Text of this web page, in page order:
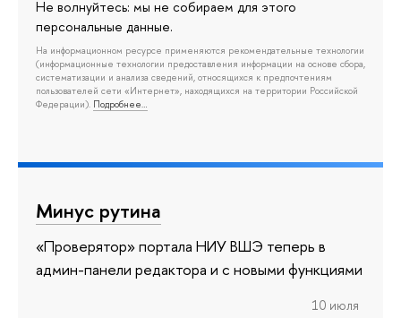
Не волнуйтесь: мы не собираем для этого
персональные данные.
На информационном ресурсе применяются рекомендательные технологии
(информационные технологии предоставления информации на основе сбора,
систематизации и анализа сведений, относящихся к предпочтениям
пользователей сети «Интернет», находящихся на территории Российской
Федерации). Подробнее…
Минус рутина
«Проверятор» портала НИУ ВШЭ теперь в
админ-панели редактора и с новыми функциями
10 июля